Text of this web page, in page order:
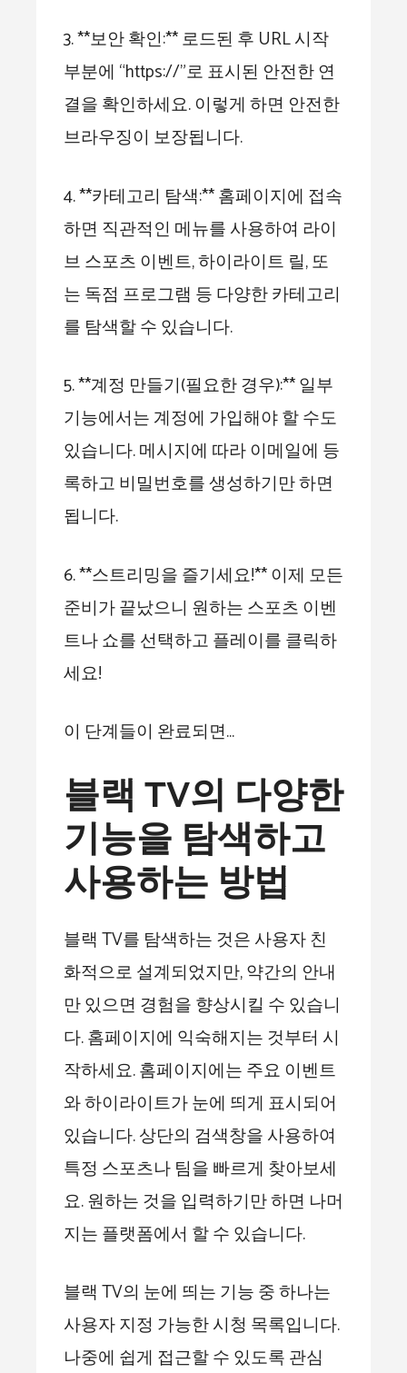
3. **보안 확인:** 로드된 후 URL 시작
부분에 “https://”로 표시된 안전한 연
결을 확인하세요. 이렇게 하면 안전한
브라우징이 보장됩니다.
4. **카테고리 탐색:** 홈페이지에 접속
하면 직관적인 메뉴를 사용하여 라이
브 스포츠 이벤트, 하이라이트 릴, 또
는 독점 프로그램 등 다양한 카테고리
를 탐색할 수 있습니다.
5. **계정 만들기(필요한 경우):** 일부
기능에서는 계정에 가입해야 할 수도
있습니다. 메시지에 따라 이메일에 등
록하고 비밀번호를 생성하기만 하면
됩니다.
6. **스트리밍을 즐기세요!** 이제 모든
준비가 끝났으니 원하는 스포츠 이벤
트나 쇼를 선택하고 플레이를 클릭하
세요!
이 단계들이 완료되면…
블랙 TV의 다양한
기능을 탐색하고
사용하는 방법
블랙 TV를 탐색하는 것은 사용자 친
화적으로 설계되었지만, 약간의 안내
만 있으면 경험을 향상시킬 수 있습니
다. 홈페이지에 익숙해지는 것부터 시
작하세요. 홈페이지에는 주요 이벤트
와 하이라이트가 눈에 띄게 표시되어
있습니다. 상단의 검색창을 사용하여
특정 스포츠나 팀을 빠르게 찾아보세
요. 원하는 것을 입력하기만 하면 나머
지는 플랫폼에서 할 수 있습니다.
블랙 TV의 눈에 띄는 기능 중 하나는
사용자 지정 가능한 시청 목록입니다.
나중에 쉽게 접근할 수 있도록 관심